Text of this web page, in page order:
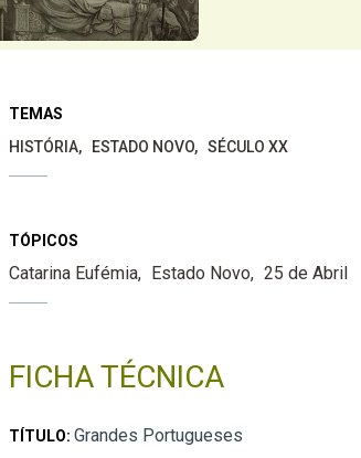
TEMAS
HISTÓRIA
ESTADO NOVO SÉCULO XX
TÓPICOS
Catarina Eufémia Estado Novo 25 de Abril
FICHA TÉCNICA
TÍTULO: Grandes Portugueses